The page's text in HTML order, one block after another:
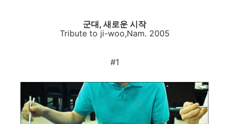
군대, 새로운 시작
Tribute to ji-woo,Nam. 2005
#1